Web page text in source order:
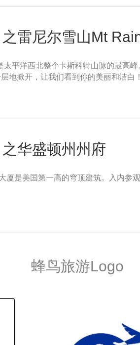
雷尼尔雪山Mt
平洋西北整个卡斯科特山脉的最高
地掀开，让我们看到你的美丽和洁白！
华盛顿州州府
是美国第一高的穹顶建筑。入内参
蜂鸟旅游Logo